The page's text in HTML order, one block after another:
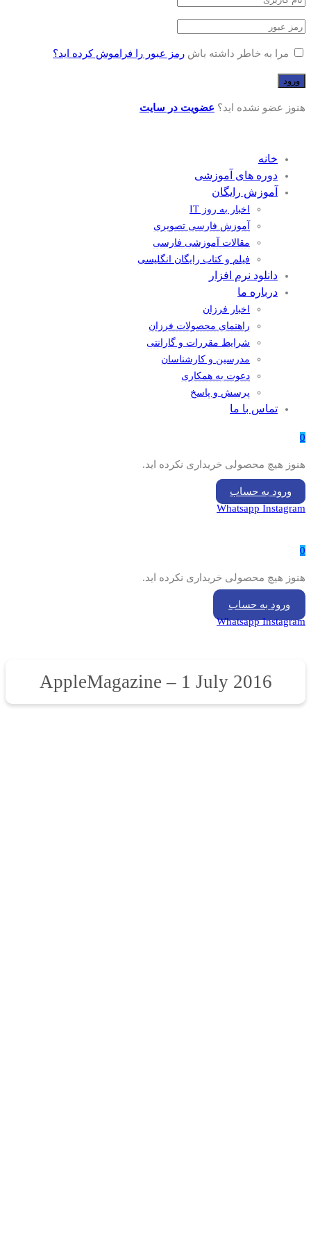
مرا به خاطر داشته باش رمز عبور را فراموش کرده اید؟
هنوز عضو نشده اید؟ عضویت در سایت
خانه
دوره های آموزشی
آموزش رایگان
اخبار به روز IT
آموزش فارسی تصویری
مقالات آموزشی فارسی
فیلم و کتاب رایگان انگلیسی
دانلود نرم افزار
درباره ما
اخبار فرزان
راهنمای محصولات فرزان
شرایط مقررات و گارانتی
مدرسین و کارشناسان
دعوت به همکاری
پرسش و پاسخ
تماس با ما
0
هنوز هیچ محصولی خریداری نکرده اید.
ورود به حساب
Whatsapp Instagram
0
هنوز هیچ محصولی خریداری نکرده اید.
ورود به حساب
Whatsapp Instagram
AppleMagazine – 1 July 2016